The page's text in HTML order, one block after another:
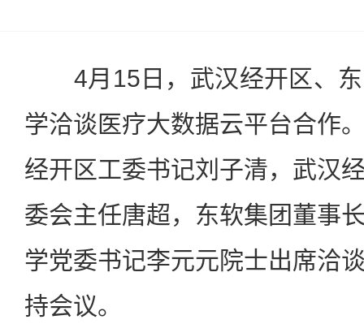
4月15日，武汉经开区、东
学洽谈医疗大数据云平台合作
经开区工委书记刘子清，武汉
委会主任唐超，东软集团董事
学党委书记李元元院士出席洽
持会议。